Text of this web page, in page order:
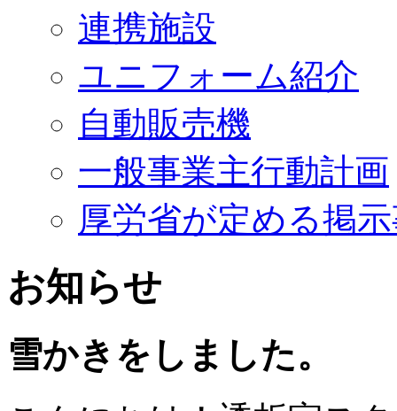
連携施設
ユニフォーム紹介
自動販売機
一般事業主行動計画
厚労省が定める掲
お知らせ
雪かきをしました。